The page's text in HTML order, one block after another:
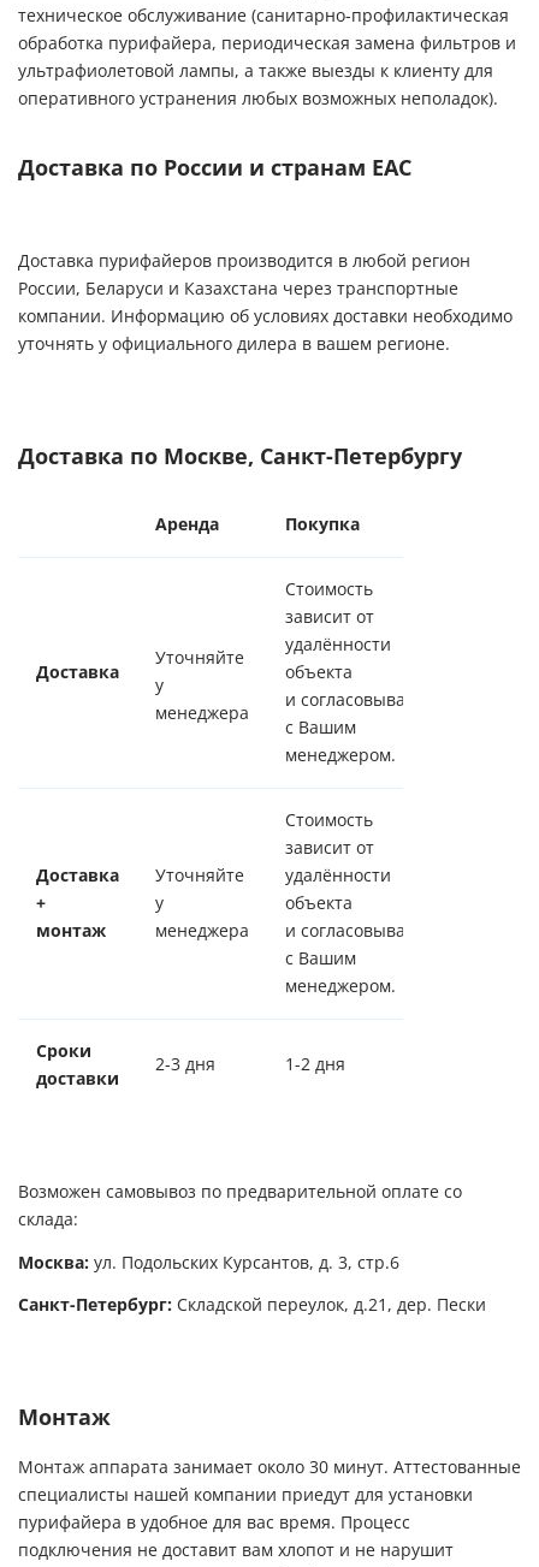
техническое обслуживание (санитарно-профилактическая
обработка пурифайера, периодическая замена фильтров и
ультрафиолетовой лампы, а также выезды к клиенту для
оперативного устранения любых возможных неполадок).
Доставка по России и странам ЕАС
Доставка пурифайеров производится в любой регион
России, Беларуси и Казахстана через транспортные
компании. Информацию об условиях доставки необходимо
уточнять у официального дилера в вашем регионе.
Доставка по Москве, Санкт-Петербургу
Аренда Покупка
Доставка
Уточняйте
у
менеджера
Стоимость
зависит от
удалённости
объекта
и согласовывается
с Вашим
менеджером.
Доставка
+
монтаж
Уточняйте
у
менеджера
Стоимость
зависит от
удалённости
объекта
и согласовывается
с Вашим
менеджером.
Сроки
доставки
2-3 дня 1-2 дня
Возможен самовывоз по предварительной оплате со
склада:
Москва: ул. Подольских Курсантов, д. 3, стр.6
Санкт-Петербург: Складской переулок, д.21, дер. Пески
Монтаж
Монтаж аппарата занимает около 30 минут. Аттестованные
специалисты нашей компании приедут для установки
пурифайера в удобное для вас время. Процесс
подключения не доставит вам хлопот и не нарушит